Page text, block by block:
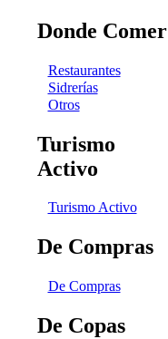
Donde Comer
Restaurantes
Sidrerías
Otros
Turismo
Activo
Turismo Activo
De Compras
De Compras
De Copas